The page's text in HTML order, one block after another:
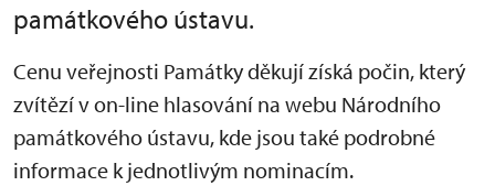
památkového ústavu.
Cenu veřejnosti Památky děkují získá počin, který
zvítězí v on-line hlasování na webu Národního
památkového ústavu, kde jsou také podrobné
informace k jednotlivým nominacím.